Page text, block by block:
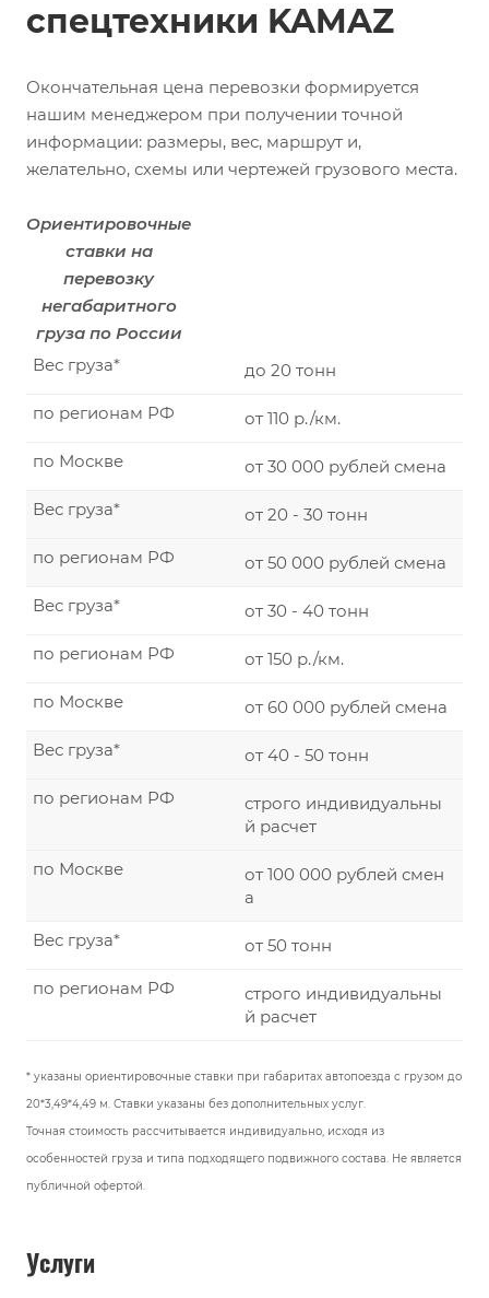
спецтехники KAMAZ
Окончательная цена перевозки формируется
нашим менеджером при получении точной
информации: размеры, вес, маршрут и,
желательно, схемы или чертежей грузового места.
Ориентировочные
ставки на
перевозку
негабаритного
груза по России
до 20 тонн
Вес груза*
от 110 р./км.
по регионам РФ
от 30 000 рублей смена
по Москве
от 20 - 30 тонн
Вес груза*
от 50 000 рублей смена
по регионам РФ
от 30 - 40 тонн
Вес груза*
от 150 р./км.
по регионам РФ
от 60 000 рублей смена
по Москве
от 40 - 50 тонн
Вес груза*
строго индивидуальны
й расчет
по регионам РФ
от 100 000 рублей смен
а
по Москве
от 50 тонн
Вес груза*
строго индивидуальны
й расчет
по регионам РФ
* указаны ориентировочные ставки при габаритах автопоезда с грузом до
20*3,49*4,49 м. Ставки указаны без дополнительных услуг.
Точная стоимость рассчитывается индивидуально, исходя из
особенностей груза и типа подходящего подвижного состава. Не является
публичной офертой.
Услуги